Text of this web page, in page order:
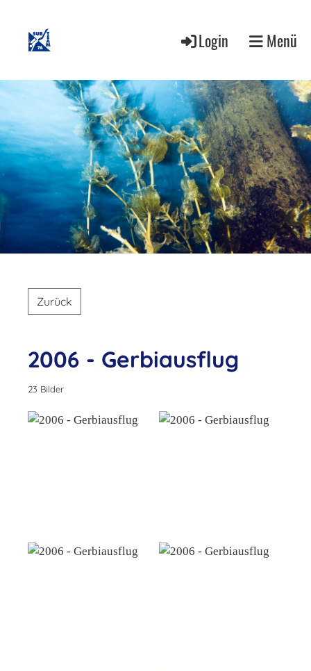
Login Menü
Zurück
2006 - Gerbiausflug
23 Bilder